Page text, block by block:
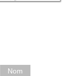
Nom